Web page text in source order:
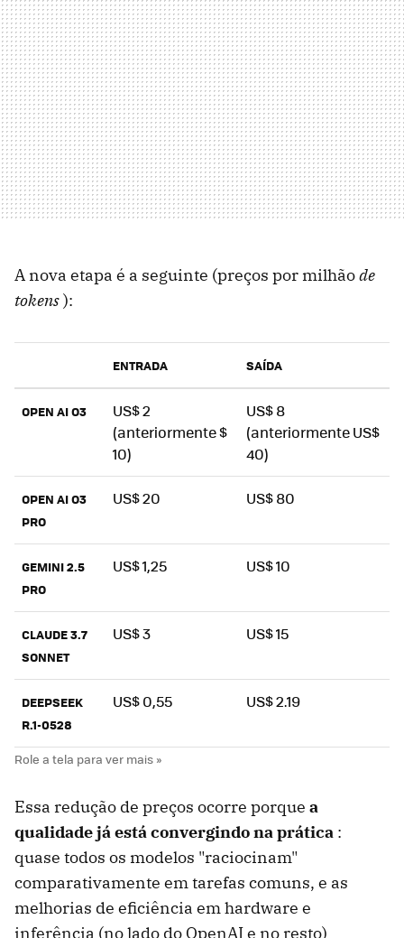
A nova etapa é a seguinte (preços por milhãode
tokens):
ENTRADA SAÍDA
OPEN AI O3
US$ 2
(anteriormente $
10)
US$ 8
(anteriormente US$
40)
OPEN AI O3
PRO
US$ 20 US$ 80
GEMINI 2.5
PRO
US$ 1,25 US$ 10
CLAUDE 3.7
SONNET
US$ 3 US$ 15
DEEPSEEK
R.1-0528
US$ 0,55 US$ 2.19
Essa redução de preços ocorre porque a
qualidade já está convergindo na prática :
quase todos os modelos "raciocinam"
comparativamente em tarefas comuns, e as
melhorias de eficiência em hardware e
inferência (no lado do OpenAI e no resto)